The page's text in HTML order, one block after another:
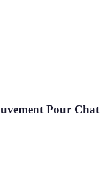
Pour Chat